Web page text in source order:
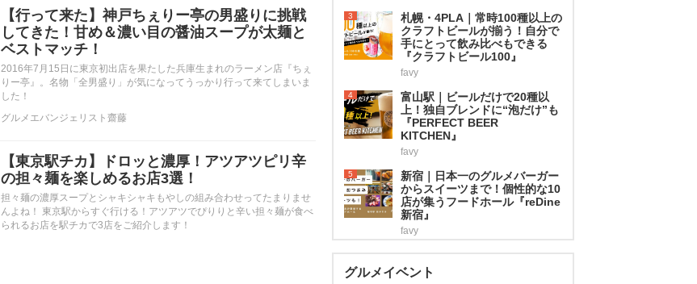
【行って来た】神戸ちぇりー亭の男盛りに挑戦
してきた！甘め＆濃い目の醤油スープが太麺と
ベストマッチ！
2016年7月15日に東京初出店を果たした兵庫生まれのラーメン店『ちぇ
りー亭』。名物「全男盛り」が気になってうっかり行って来てしまいま
した！
グルメエバンジェリスト齋藤
【東京駅チカ】ドロッと濃厚！アツアツピリ辛
の担々麺を楽しめるお店3選！
担々麺の濃厚スープとシャキシャキもやしの組み合わせってたまりませ
んよね！ 東京駅からすぐ行ける！アツアツでぴりりと辛い担々麺が食べ
られるお店を駅チカで3店をご紹介します！
3
札幌・4PLA｜常時100種以上の
クラフトビールが揃う！自分で
手にとって飲み比べもできる
『クラフトビール100』
favy
4
富山駅｜ビールだけで20種以
上！独自ブレンドに“泡だけ”も
『PERFECT BEER
KITCHEN』
favy
5
新宿｜日本一のグルメバーガー
からスイーツまで！個性的な10
店が集うフードホール『reDine
新宿』
favy
グルメイベント